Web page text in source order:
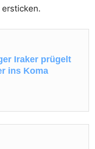
Iraker prügelt
ins Koma